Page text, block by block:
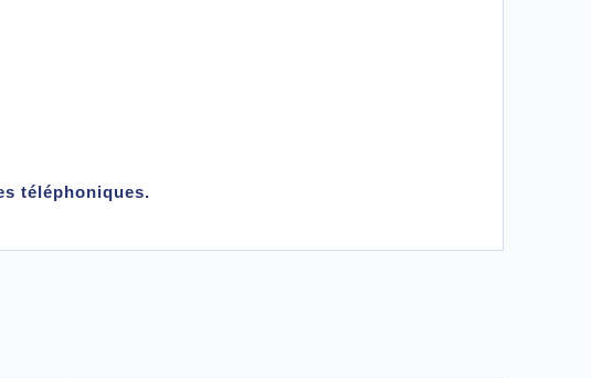
téléphoniques.